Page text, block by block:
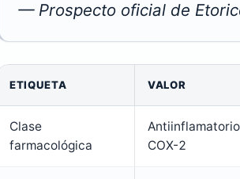
— Prospecto oficial de
ETIQUETA VALOR
Clase
farmacológica
COX-2